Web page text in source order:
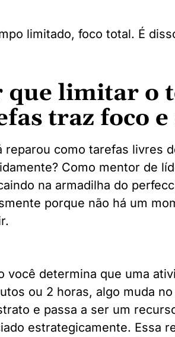
limitado, foco total. É
que limitar o
traz foco e
reparou como tarefas livres
Como mentor de
na armadilha do
porque não há um
você determina que uma
ou 2 horas, algo muda
e passa a ser um
estrategicamente. Essa